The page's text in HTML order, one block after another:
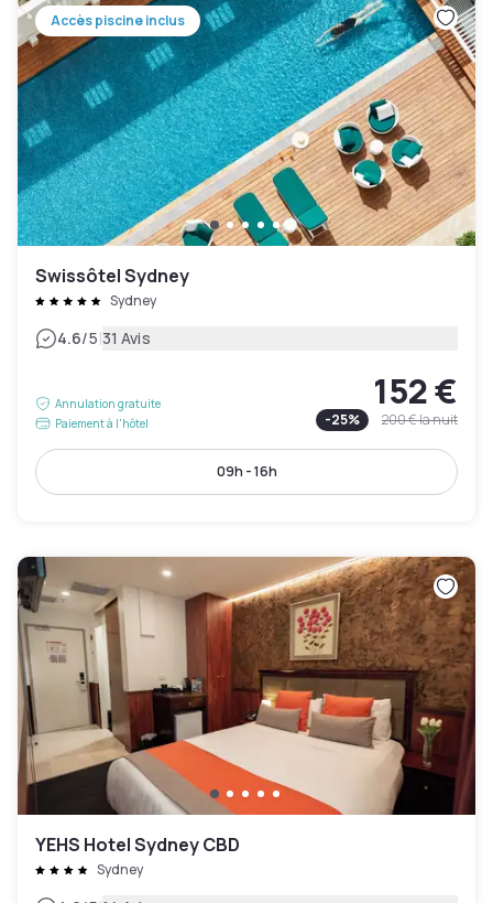
Accès piscine inclus
Swissôtel Sydney
Sydney
4.6/5|31 Avis
Annulation gratuite
Paiement à l'hôtel
152 €
-25% 200 €la nuit
09h - 16h
YEHS Hotel Sydney CBD
Sydney